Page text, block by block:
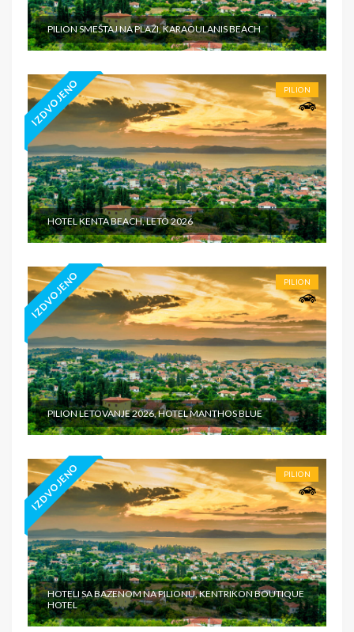
PILION SMEŠTAJ NA PLAŽI, KARAOULANIS BEACH
IZDVOJENO PILION
HOTEL KENTA BEACH, LETO 2026
IZDVOJENO PILION
PILION LETOVANJE 2026, HOTEL MANTHOS BLUE
IZDVOJENO PILION
HOTELI SA BAZENOM NA PILIONU, KENTRIKON BOUTIQUE
HOTEL